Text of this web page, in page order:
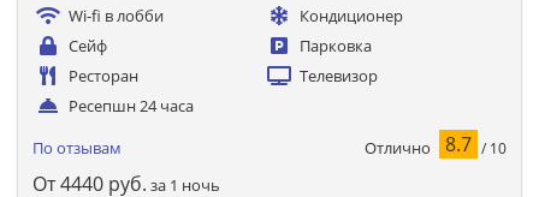
Wi-fi в лобби
Кондиционер
Сейф
Парковка
Ресторан
Телевизор
Ресепшн 24 часа
По отзывам Отлично 8.7 / 10
От4440 руб. за 1 ночь